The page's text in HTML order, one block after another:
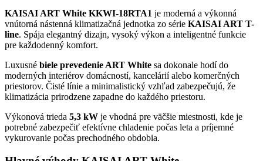
KAISAI ART White KKWI-18RTA1 je moderná a výkonná
vnútorná nástenná klimatizačná jednotka zo série KAISAI ART T-
line. Spája elegantný dizajn, vysoký výkon a inteligentné funkcie
pre každodenný komfort.
Luxusné biele prevedenie ART White sa dokonale hodí do
moderných interiérov domácností, kancelárií alebo komerčných
priestorov. Čisté línie a minimalistický vzhľad zabezpečujú, že
klimatizácia prirodzene zapadne do každého priestoru.
Výkonová trieda 5,3 kW je vhodná pre väčšie miestnosti, kde je
potrebné zabezpečiť efektívne chladenie počas leta a príjemné
vykurovanie počas prechodného obdobia.